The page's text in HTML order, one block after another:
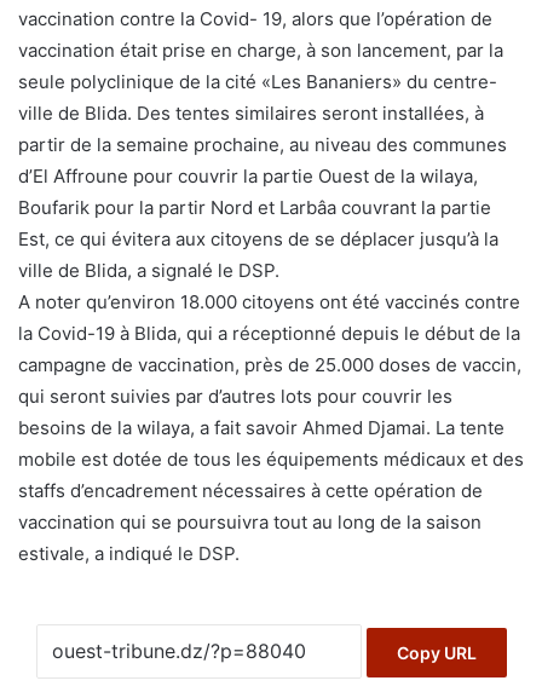
vaccination contre la Covid- 19, alors que l’opération de
vaccination était prise en charge, à son lancement, par la
seule polyclinique de la cité «Les Bananiers» du centre-
ville de Blida. Des tentes similaires seront installées, à
partir de la semaine prochaine, au niveau des communes
d’El Affroune pour couvrir la partie Ouest de la wilaya,
Boufarik pour la partir Nord et Larbâa couvrant la partie
Est, ce qui évitera aux citoyens de se déplacer jusqu’à la
ville de Blida, a signalé le DSP.
A noter qu’environ 18.000 citoyens ont été vaccinés contre
la Covid-19 à Blida, qui a réceptionné depuis le début de la
campagne de vaccination, près de 25.000 doses de vaccin,
qui seront suivies par d’autres lots pour couvrir les
besoins de la wilaya, a fait savoir Ahmed Djamai. La tente
mobile est dotée de tous les équipements médicaux et des
staffs d’encadrement nécessaires à cette opération de
vaccination qui se poursuivra tout au long de la saison
estivale, a indiqué le DSP.
Copy URL